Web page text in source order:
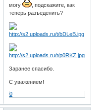
могу
, подскажите, как
теперь разъеденить?
Заранее спасибо.
С уважением!
0